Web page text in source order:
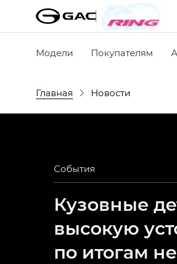
Модели Покупателям
Главная Новости
События
Кузовные
высокую
по итогам